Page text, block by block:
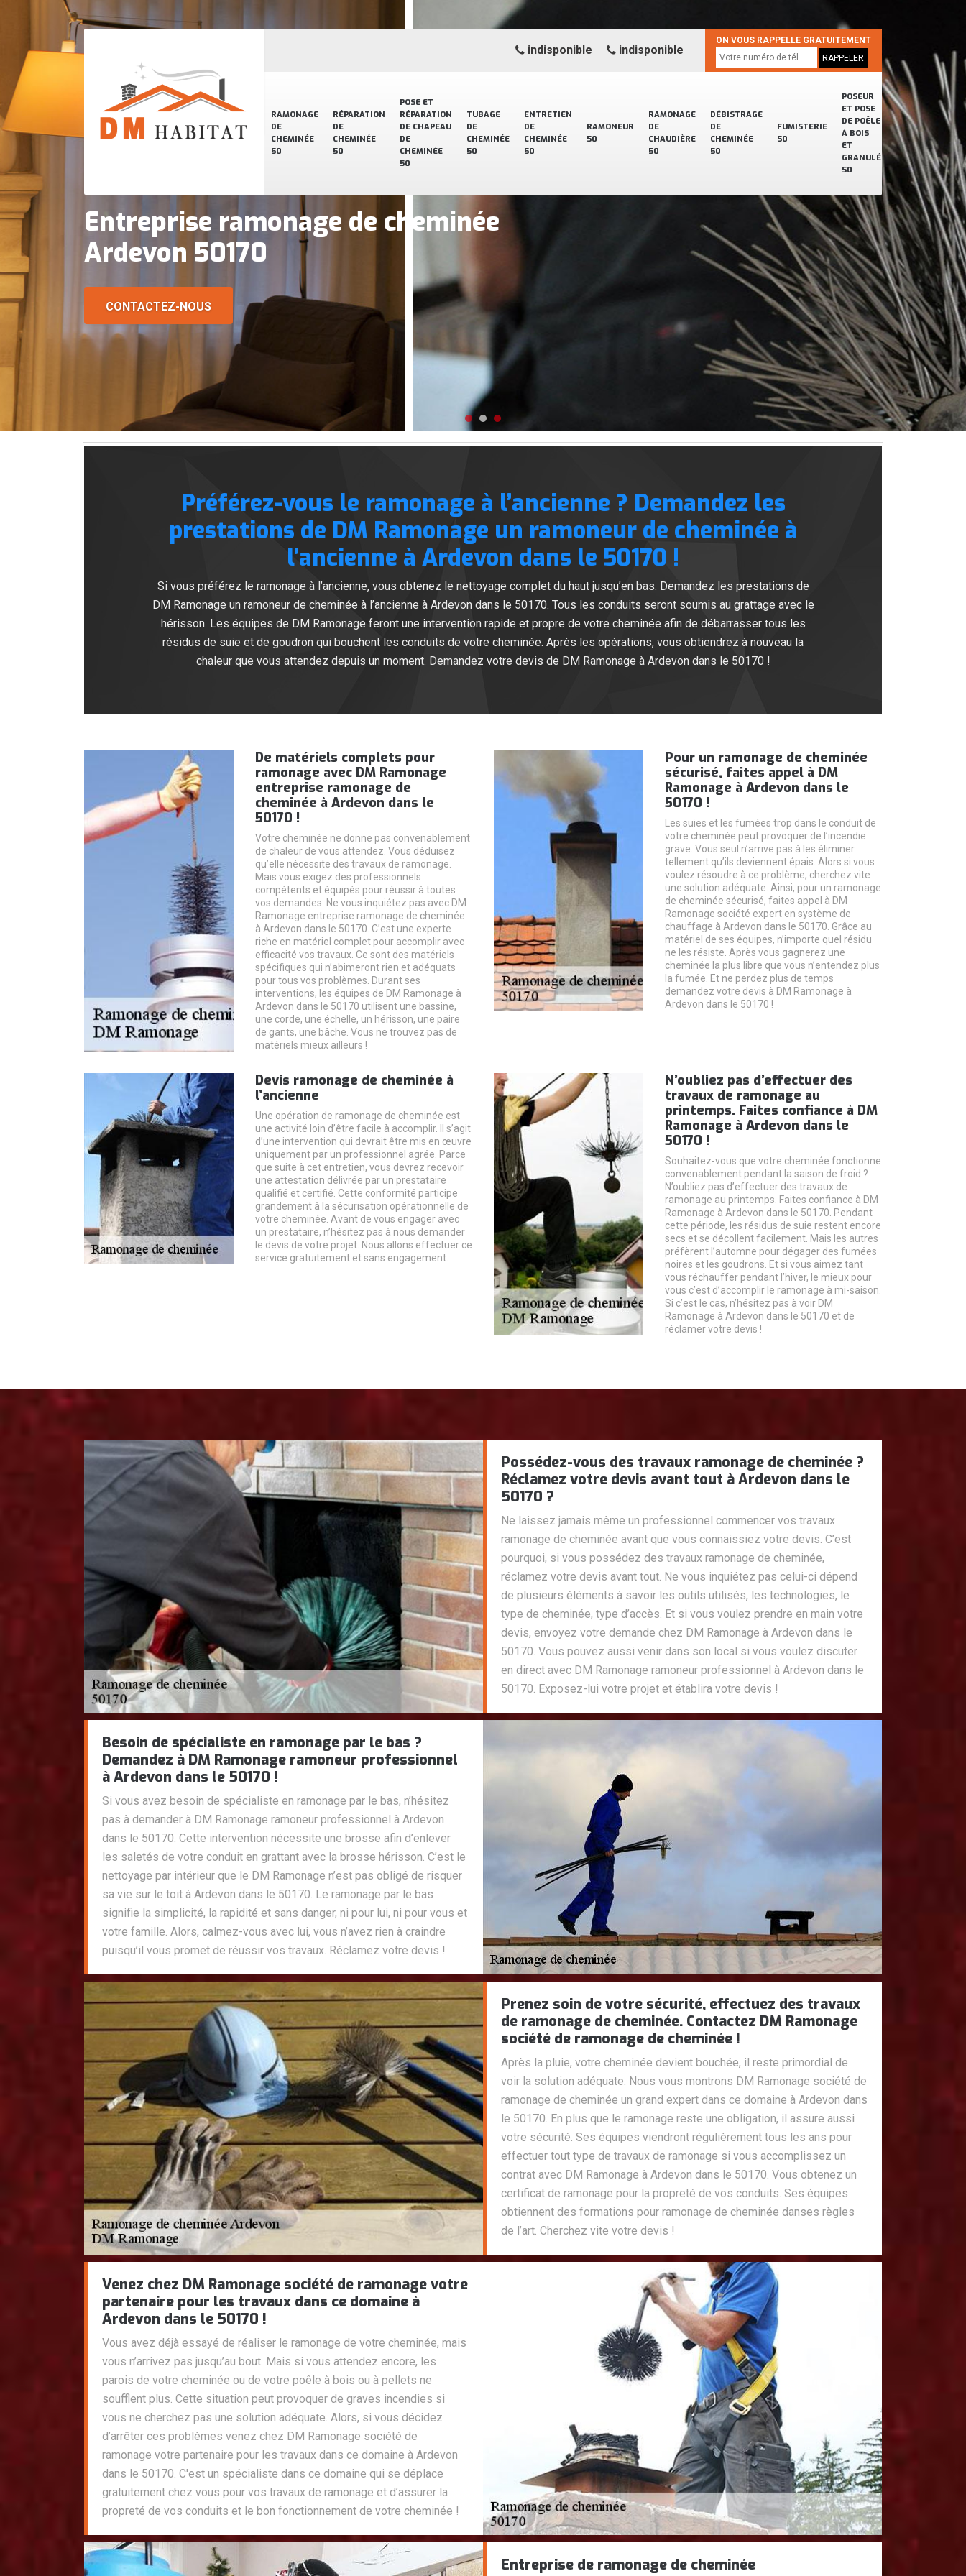
RAMONAGE
DE
CHEMINÉE
50
RÉPARATION
DE
CHEMINÉE
50
POSE ET
RÉPARATION
DE CHAPEAU
DE
CHEMINÉE
50
TUBAGE
DE
CHEMINÉE
50
ENTRETIEN
DE
CHEMINÉE
50
RAMONEUR
50
RAMONAGE
DE
CHAUDIÈRE
50
DÉBISTRAGE
DE
CHEMINÉE
50
FUMISTERIE
50
POSEUR
ET POSE
DE POÊLE
À BOIS
ET
GRANULÉ
50
indisponible indisponible
ON VOUS RAPPELLE GRATUITEMENT
Entreprise ramonage de cheminée
Ardevon 50170
CONTACTEZ-NOUS
Préférez-vous le ramonage à l’ancienne ? Demandez les
prestations de DM Ramonage un ramoneur de cheminée à
l’ancienne à Ardevon dans le 50170 !
Si vous préférez le ramonage à l’ancienne, vous obtenez le nettoyage complet du haut jusqu’en bas. Demandez les prestations de
DM Ramonage un ramoneur de cheminée à l’ancienne à Ardevon dans le 50170. Tous les conduits seront soumis au grattage avec le
hérisson. Les équipes de DM Ramonage feront une intervention rapide et propre de votre cheminée afin de débarrasser tous les
résidus de suie et de goudron qui bouchent les conduits de votre cheminée. Après les opérations, vous obtiendrez à nouveau la
chaleur que vous attendez depuis un moment. Demandez votre devis de DM Ramonage à Ardevon dans le 50170 !
De matériels complets pour
ramonage avec DM Ramonage
entreprise ramonage de
cheminée à Ardevon dans le
50170 !
Votre cheminée ne donne pas convenablement
de chaleur de vous attendez. Vous déduisez
qu’elle nécessite des travaux de ramonage.
Mais vous exigez des professionnels
compétents et équipés pour réussir à toutes
vos demandes. Ne vous inquiétez pas avec DM
Ramonage entreprise ramonage de cheminée
à Ardevon dans le 50170. C’est une experte
riche en matériel complet pour accomplir avec
efficacité vos travaux. Ce sont des matériels
spécifiques qui n’abimeront rien et adéquats
pour tous vos problèmes. Durant ses
interventions, les équipes de DM Ramonage à
Ardevon dans le 50170 utilisent une bassine,
une corde, une échelle, un hérisson, une paire
de gants, une bâche. Vous ne trouvez pas de
matériels mieux ailleurs !
Pour un ramonage de cheminée
sécurisé, faites appel à DM
Ramonage à Ardevon dans le
50170 !
Les suies et les fumées trop dans le conduit de
votre cheminée peut provoquer de l’incendie
grave. Vous seul n’arrive pas à les éliminer
tellement qu’ils deviennent épais. Alors si vous
voulez résoudre à ce problème, cherchez vite
une solution adéquate. Ainsi, pour un ramonage
de cheminée sécurisé, faites appel à DM
Ramonage société expert en système de
chauffage à Ardevon dans le 50170. Grâce au
matériel de ses équipes, n’importe quel résidu
ne les résiste. Après vous gagnerez une
cheminée la plus libre que vous n’entendez plus
la fumée. Et ne perdez plus de temps
demandez votre devis à DM Ramonage à
Ardevon dans le 50170 !
Devis ramonage de cheminée à
l’ancienne
Une opération de ramonage de cheminée est
une activité loin d’être facile à accomplir. Il s’agit
d’une intervention qui devrait être mis en œuvre
uniquement par un professionnel agrée. Parce
que suite à cet entretien, vous devrez recevoir
une attestation délivrée par un prestataire
qualifié et certifié. Cette conformité participe
grandement à la sécurisation opérationnelle de
votre cheminée. Avant de vous engager avec
un prestataire, n’hésitez pas à nous demander
le devis de votre projet. Nous allons effectuer ce
service gratuitement et sans engagement.
N’oubliez pas d’effectuer des
travaux de ramonage au
printemps. Faites confiance à DM
Ramonage à Ardevon dans le
50170 !
Souhaitez-vous que votre cheminée fonctionne
convenablement pendant la saison de froid ?
N’oubliez pas d’effectuer des travaux de
ramonage au printemps. Faites confiance à DM
Ramonage à Ardevon dans le 50170. Pendant
cette période, les résidus de suie restent encore
secs et se décollent facilement. Mais les autres
préfèrent l’automne pour dégager des fumées
noires et les goudrons. Et si vous aimez tant
vous réchauffer pendant l’hiver, le mieux pour
vous c’est d’accomplir le ramonage à mi-saison.
Si c’est le cas, n’hésitez pas à voir DM
Ramonage à Ardevon dans le 50170 et de
réclamer votre devis !
Possédez-vous des travaux ramonage de cheminée ?
Réclamez votre devis avant tout à Ardevon dans le
50170 ?
Ne laissez jamais même un professionnel commencer vos travaux
ramonage de cheminée avant que vous connaissiez votre devis. C’est
pourquoi, si vous possédez des travaux ramonage de cheminée,
réclamez votre devis avant tout. Ne vous inquiétez pas celui-ci dépend
de plusieurs éléments à savoir les outils utilisés, les technologies, le
type de cheminée, type d’accès. Et si vous voulez prendre en main votre
devis, envoyez votre demande chez DM Ramonage à Ardevon dans le
50170. Vous pouvez aussi venir dans son local si vous voulez discuter
en direct avec DM Ramonage ramoneur professionnel à Ardevon dans le
50170. Exposez-lui votre projet et établira votre devis !
Besoin de spécialiste en ramonage par le bas ?
Demandez à DM Ramonage ramoneur professionnel
à Ardevon dans le 50170 !
Si vous avez besoin de spécialiste en ramonage par le bas, n’hésitez
pas à demander à DM Ramonage ramoneur professionnel à Ardevon
dans le 50170. Cette intervention nécessite une brosse afin d’enlever
les saletés de votre conduit en grattant avec la brosse hérisson. C’est le
nettoyage par intérieur que le DM Ramonage n’est pas obligé de risquer
sa vie sur le toit à Ardevon dans le 50170. Le ramonage par le bas
signifie la simplicité, la rapidité et sans danger, ni pour lui, ni pour vous et
votre famille. Alors, calmez-vous avec lui, vous n’avez rien à craindre
puisqu’il vous promet de réussir vos travaux. Réclamez votre devis !
Prenez soin de votre sécurité, effectuez des travaux
de ramonage de cheminée. Contactez DM Ramonage
société de ramonage de cheminée !
Après la pluie, votre cheminée devient bouchée, il reste primordial de
voir la solution adéquate. Nous vous montrons DM Ramonage société de
ramonage de cheminée un grand expert dans ce domaine à Ardevon dans
le 50170. En plus que le ramonage reste une obligation, il assure aussi
votre sécurité. Ses équipes viendront régulièrement tous les ans pour
effectuer tout type de travaux de ramonage si vous accomplissez un
contrat avec DM Ramonage à Ardevon dans le 50170. Vous obtenez un
certificat de ramonage pour la propreté de vos conduits. Ses équipes
obtiennent des formations pour ramonage de cheminée danses règles
de l’art. Cherchez vite votre devis !
Venez chez DM Ramonage société de ramonage votre
partenaire pour les travaux dans ce domaine à
Ardevon dans le 50170 !
Vous avez déjà essayé de réaliser le ramonage de votre cheminée, mais
vous n’arrivez pas jusqu’au bout. Mais si vous attendez encore, les
parois de votre cheminée ou de votre poêle à bois ou à pellets ne
soufflent plus. Cette situation peut provoquer de graves incendies si
vous ne cherchez pas une solution adéquate. Alors, si vous décidez
d’arrêter ces problèmes venez chez DM Ramonage société de
ramonage votre partenaire pour les travaux dans ce domaine à Ardevon
dans le 50170. C'est un spécialiste dans ce domaine qui se déplace
gratuitement chez vous pour vos travaux de ramonage et d’assurer la
propreté de vos conduits et le bon fonctionnement de votre cheminée !
Entreprise de ramonage de cheminée